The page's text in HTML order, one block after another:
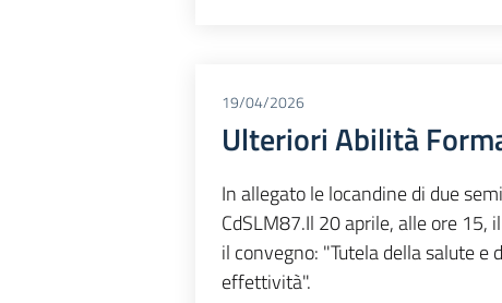
19/04/2026
Ulteriori Abilità
In allegato le locandine di due
CdSLM87.Il 20 aprile, alle ore 15,
il convegno: "Tutela della salute e
effettività".